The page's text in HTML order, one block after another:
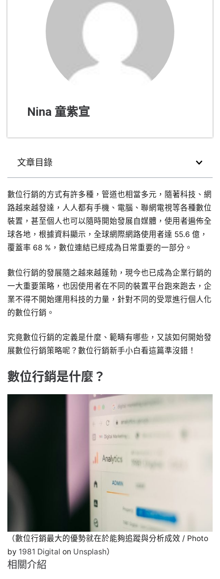
Nina 童紫宣
文章目錄
數位行銷的方式有許多種，管道也相當多元，隨著科技、網
路越來越發達，人人都有手機、電腦、聯網電視等各種數位
裝置，甚至個人也可以隨時開始發展自媒體，使用者遍佈全
球各地，根據資料顯示，全球網際網路使用者達 55.6 億，
覆蓋率 68 %，數位連結已經成為日常重要的一部分。
數位行銷的發展隨之越來越蓬勃，現今也已成為企業行銷的
一大重要策略，也因使用者在不同的裝置平台跑來跑去，企
業不得不開始運用科技的力量，針對不同的受眾進行個人化
的數位行銷。
究竟數位行銷的定義是什麼、範疇有哪些，又該如何開始發
展數位行銷策略呢？數位行銷新手小白看這篇準沒錯！
數位行銷是什麼？
（數位行銷最大的優勢就在於能夠追蹤與分析成效 / Photo
by 1981 Digital on Unsplash）
相關介紹